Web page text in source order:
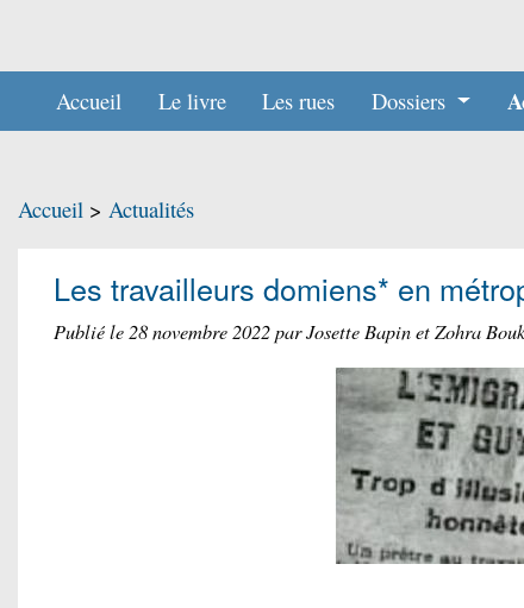
Accueil Le livre Les rues Dossiers
Accueil > Actualités
Les travailleurs domiens* en
Publié le 28 novembre 2022 par Josette Bapin et Zohra